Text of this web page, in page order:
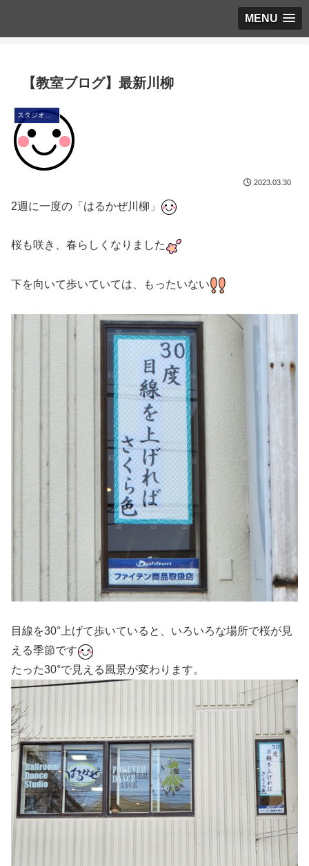
MENU
【教室ブログ】最新川柳
スタジオ・ブログ
2023.03.30
2週に一度の「はるかぜ川柳」
桜も咲き、春らしくなりました
下を向いて歩いていては、もったいない
目線を30°上げて歩いていると、いろいろな場所で桜が見
える季節です
たった30°で見える風景が変わります。